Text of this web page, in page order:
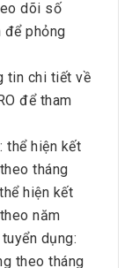
dõi số
để phỏng
tin chi tiết về
để tham
thể hiện kết
tháng
hiện kết
năm
dụng:
theo tháng